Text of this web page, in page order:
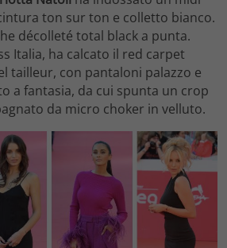
ton sur ton e colletto bianco.
décolleté total black a punta.
Italia, ha calcato il red carpet
tailleur, con pantaloni palazzo e
a fantasia, da cui spunta un crop
da micro choker in velluto.